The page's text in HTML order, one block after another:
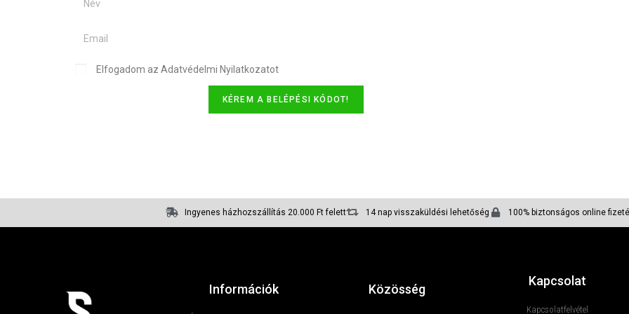
Elfogadom az Adatvédelmi Nyilatkozatot
KÉREM A BELÉPÉSI KÓDOT!
Ingyenes házhozszállítás 20.000 Ft felett 14 nap visszaküldési lehetőség 100% biztonságos online
Információk Közösség
Kapcsolat
Kapcsolatfelvétel